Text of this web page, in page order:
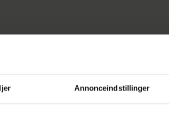
Annonceindstillinger
er kendt for sin ærlighed, ville
føre hinanden bag lyset, er så